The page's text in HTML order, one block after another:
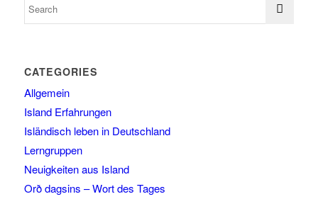
CATEGORIES
Allgemein
Island Erfahrungen
Isländisch leben in Deutschland
Lerngruppen
Neuigkeiten aus Island
Orð dagsins – Wort des Tages